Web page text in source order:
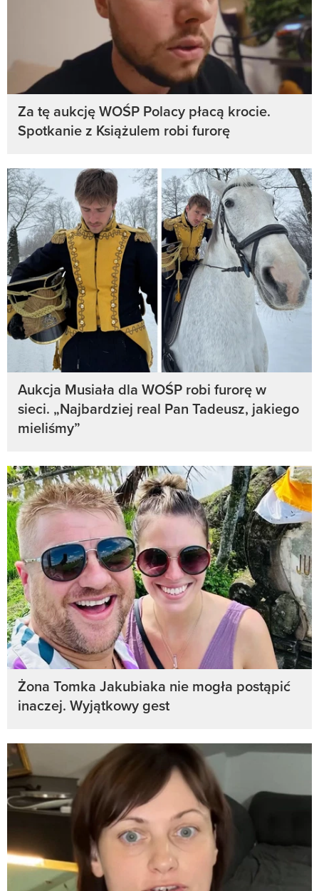
Za tę aukcję WOŚP Polacy płacą krocie.
Spotkanie z Książulem robi furorę
Aukcja Musiała dla WOŚP robi furorę w
sieci. „Najbardziej real Pan Tadeusz, jakiego
mieliśmy”
Żona Tomka Jakubiaka nie mogła postąpić
inaczej. Wyjątkowy gest